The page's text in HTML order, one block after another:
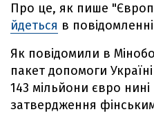
Про це, як пише
йдеться в
Як повідомили в
пакет допомоги
143 мільйони євро нині
затвердження